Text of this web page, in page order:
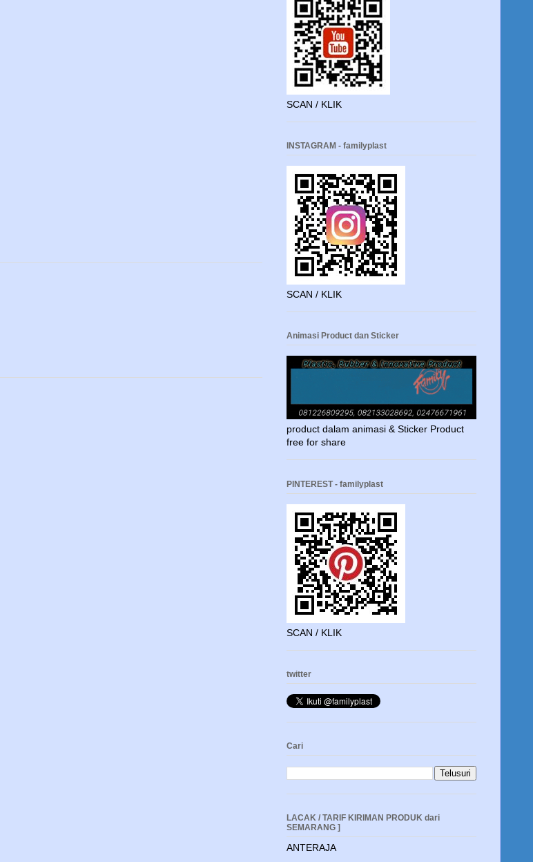
SCAN / KLIK
INSTAGRAM - familyplast
SCAN / KLIK
Animasi Product dan Sticker
product dalam animasi & Sticker Product
free for share
PINTEREST - familyplast
SCAN / KLIK
twitter
Cari
LACAK / TARIF KIRIMAN PRODUK dari
SEMARANG ]
ANTERAJA